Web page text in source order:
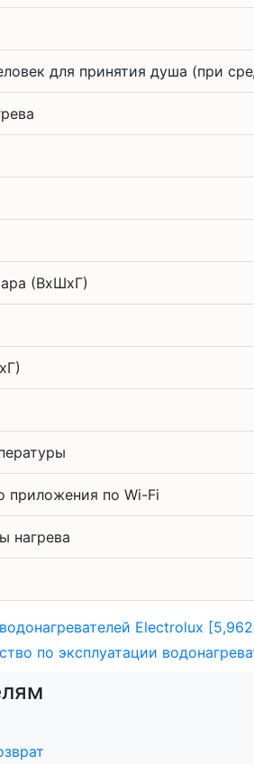
для принятия душа (при
(ВxШxГ)
приложения по Wi-Fi
нагрева
Electrolux
по эксплуатации